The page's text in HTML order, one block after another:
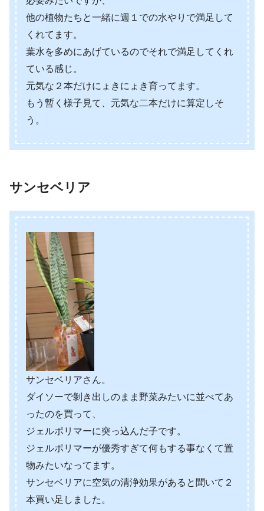
他の植物たちと一緒に週１での水やりで満足して
くれてます。
葉水を多めにあげているのでそれで満足してくれ
ている感じ。
元気な２本だけにょきにょき育ってます。
もう暫く様子見て、元気な二本だけに算定しそ
う。
サンセベリア
サンセベリアさん。
ダイソーで剝き出しのまま野菜みたいに並べてあ
ったのを買って、
ジェルポリマーに突っ込んだ子です。
ジェルポリマーが優秀すぎて何もする事なくて置
物みたいなってます。
サンセベリアに空気の清浄効果があると聞いて２
本買い足しました。